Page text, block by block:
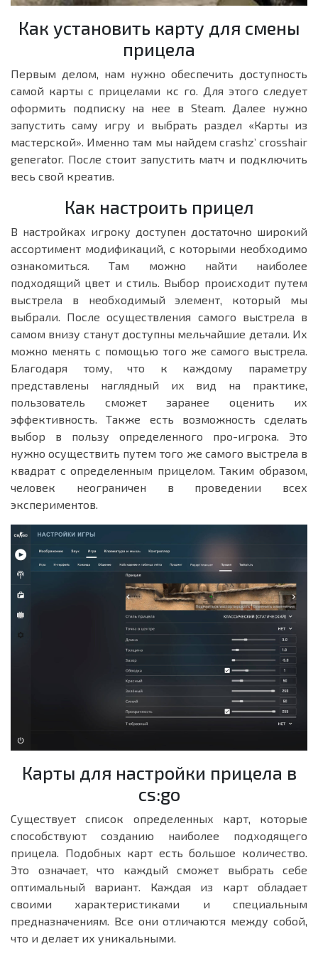
Как установить карту для смены
прицела
Первым делом, нам нужно обеспечить доступность
самой карты с прицелами кс го. Для этого следует
оформить подписку на нее в Steam. Далее нужно
запустить саму игру и выбрать раздел «Карты из
мастерской». Именно там мы найдем crashz’ crosshair
generator. После стоит запустить матч и подключить
весь свой креатив.
Как настроить прицел
В настройках игроку доступен достаточно широкий
ассортимент модификаций, с которыми необходимо
ознакомиться. Там можно найти наиболее
подходящий цвет и стиль. Выбор происходит путем
выстрела в необходимый элемент, который мы
выбрали. После осуществления самого выстрела в
самом внизу станут доступны мельчайшие детали. Их
можно менять с помощью того же самого выстрела.
Благодаря тому, что к каждому параметру
представлены наглядный их вид на практике,
пользователь сможет заранее оценить их
эффективность. Также есть возможность сделать
выбор в пользу определенного про-игрока. Это
нужно осуществить путем того же самого выстрела в
квадрат с определенным прицелом. Таким образом,
человек неограничен в проведении всех
экспериментов.
Карты для настройки прицела в
cs:go
Существует список определенных карт, которые
способствуют созданию наиболее подходящего
прицела. Подобных карт есть большое количество.
Это означает, что каждый сможет выбрать себе
оптимальный вариант. Каждая из карт обладает
своими характеристиками и специальным
предназначениям. Все они отличаются между собой,
что и делает их уникальными.